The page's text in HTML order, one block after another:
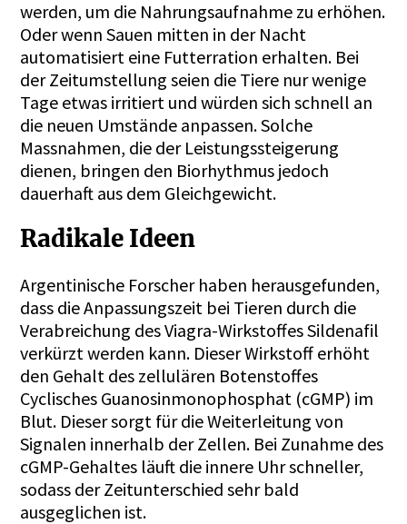
werden, um die Nahrungsaufnahme zu erhöhen.
Oder wenn Sauen mitten in der Nacht
automatisiert eine Futterration erhalten. Bei
der Zeitumstellung seien die Tiere nur wenige
Tage etwas irritiert und würden sich schnell an
die neuen Umstände anpassen. Solche
Massnahmen, die der Leistungssteigerung
dienen, bringen den Biorhythmus jedoch
dauerhaft aus dem Gleichgewicht.
Radikale Ideen
Argentinische Forscher haben herausgefunden,
dass die Anpassungszeit bei Tieren durch die
Verabreichung des Viagra-Wirkstoffes Sildenafil
verkürzt werden kann. Dieser Wirkstoff erhöht
den Gehalt des zellulären Botenstoffes
Cyclisches Guanosinmonophosphat (cGMP) im
Blut. Dieser sorgt für die Weiterleitung von
Signalen innerhalb der Zellen. Bei Zunahme des
cGMP-Gehaltes läuft die innere Uhr schneller,
sodass der Zeitunterschied sehr bald
ausgeglichen ist.